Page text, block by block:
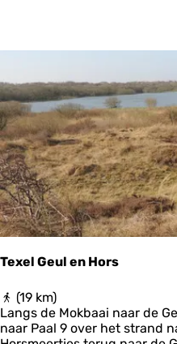
e
-
S
e
x
b
i
e
r
u
m
|
K
o
s
t
Texel Geul en Hors
T
e
x
(19 km)
Langs de Mokbaai naar de
naar Paal 9 over het strand